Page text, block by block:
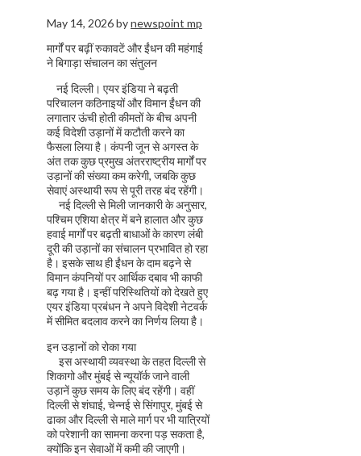
May 14, 2026bynewspoint mp
मार्गों पर बढ़ीं रुकावटें और ईंधन की महंगाई
ने बिगाड़ा संचालन का संतुलन
नई दिल्ली। एयर इंडिया ने बढ़ती
परिचालन कठिनाइयों और विमान ईंधन की
लगातार ऊंची होती कीमतों के बीच अपनी
कई विदेशी उड़ानों में कटौती करने का
फैसला लिया है। कंपनी जून से अगस्त के
अंत तक कुछ प्रमुख अंतरराष्ट्रीय मार्गों पर
उड़ानों की संख्या कम करेगी, जबकि कुछ
सेवाएं अस्थायी रूप से पूरी तरह बंद रहेंगी।
नई दिल्ली से मिली जानकारी के अनुसार,
पश्चिम एशिया क्षेत्र में बने हालात और कुछ
हवाई मार्गों पर बढ़ती बाधाओं के कारण लंबी
दूरी की उड़ानों का संचालन प्रभावित हो रहा
है। इसके साथ ही ईंधन के दाम बढ़ने से
विमान कंपनियों पर आर्थिक दबाव भी काफी
बढ़ गया है। इन्हीं परिस्थितियों को देखते हुए
एयर इंडिया प्रबंधन ने अपने विदेशी नेटवर्क
में सीमित बदलाव करने का निर्णय लिया है।
इन उड़ानों को रोका गया
इस अस्थायी व्यवस्था के तहत दिल्ली से
शिकागो और मुंबई से न्यूयॉर्क जाने वाली
उड़ानें कुछ समय के लिए बंद रहेंगी। वहीं
दिल्ली से शंघाई, चेन्नई से सिंगापुर, मुंबई से
ढाका और दिल्ली से माले मार्ग पर भी यात्रियों
को परेशानी का सामना करना पड़ सकता है,
क्योंकि इन सेवाओं में कमी की जाएगी।